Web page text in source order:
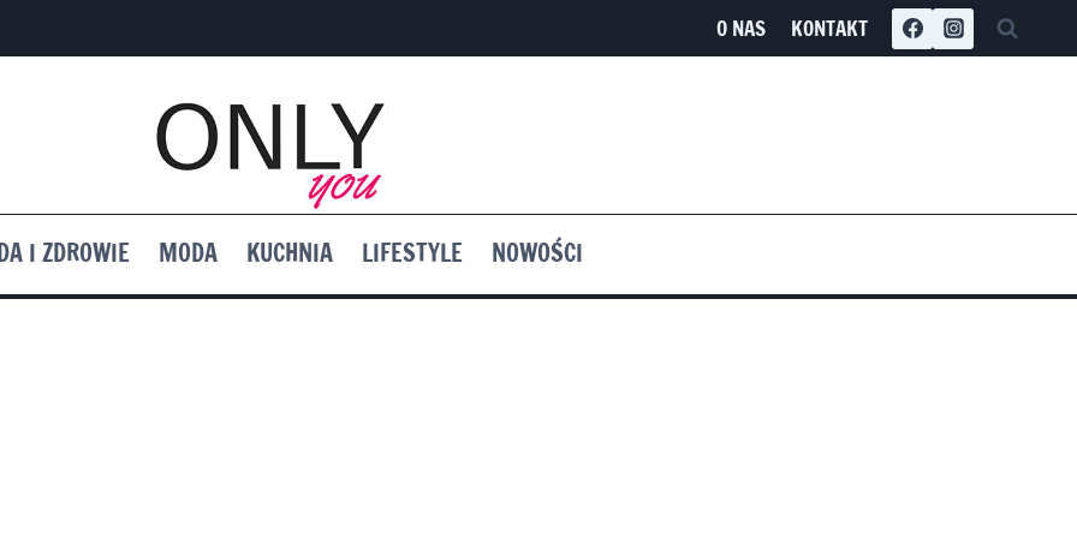
O NAS KONTAKT
I ZDROWIE MODA KUCHNIA LIFESTYLE NOWOŚCI